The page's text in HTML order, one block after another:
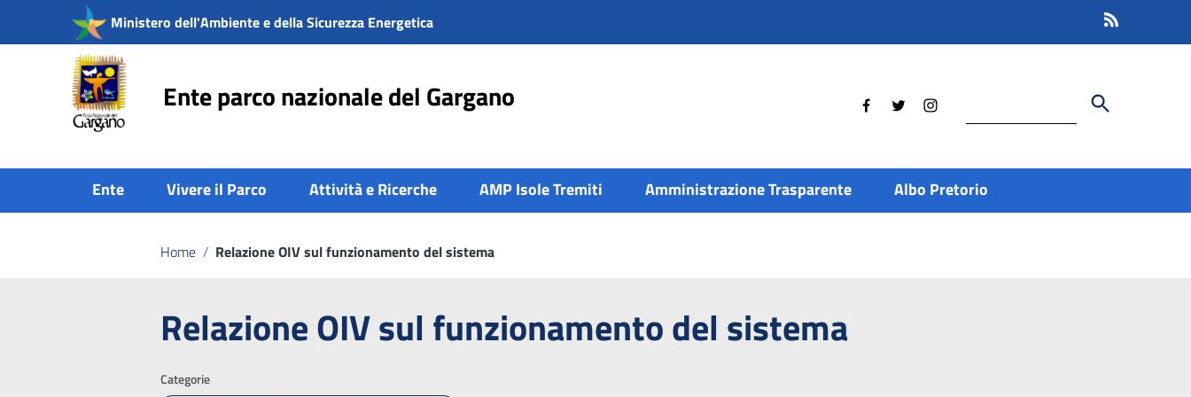
Vai ai contenuti
Vai al menu di navigazione
Vai al footer
Ministero dell'Ambiente e della Sicurezza Energetica
Ente parco nazionale del Gargano Cerca
Ente Vivere il Parco Attività e Ricerche AMP Isole Tremiti Amministrazione Trasparente Albo Pretorio
Home / Relazione OIV sul funzionamento del sistema
Relazione OIV sul funzionamento del sistema
Categorie